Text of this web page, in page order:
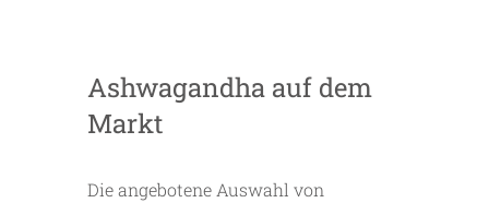
Ashwagandha auf dem
Markt
Die angebotene Auswahl von